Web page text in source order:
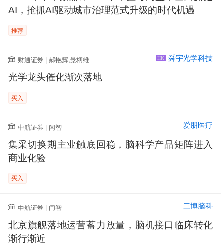
AI，抢抓AI驱动城市治理范式升级的时代机遇
推荐
财通证券 | 郝艳辉,景柄维 HK 舜宇光学科技
光学龙头催化渐次落地
买入
中航证券 | 闫智 爱朋医疗
集采切换期主业触底回稳，脑科学产品矩阵进入
商业化验
买入
中航证券 | 闫智 三博脑科
北京旗舰落地运营蓄力放量，脑机接口临床转化
渐行渐近